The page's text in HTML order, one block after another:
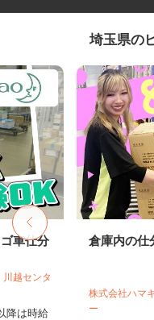
埼玉県の
車仕分
越センタ
降は時給
倉庫内の仕
株式会社ハマ
ー